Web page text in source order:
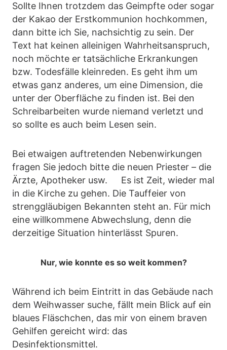
Sollte Ihnen trotzdem das Geimpfte oder sogar
der Kakao der Erstkommunion hochkommen,
dann bitte ich Sie, nachsichtig zu sein. Der
Text hat keinen alleinigen Wahrheitsanspruch,
noch möchte er tatsächliche Erkrankungen
bzw. Todesfälle kleinreden. Es geht ihm um
etwas ganz anderes, um eine Dimension, die
unter der Oberfläche zu finden ist. Bei den
Schreibarbeiten wurde niemand verletzt und
so sollte es auch beim Lesen sein.
Bei etwaigen auftretenden Nebenwirkungen
fragen Sie jedoch bitte die neuen Priester – die
Ärzte, Apotheker usw. Es ist Zeit, wieder mal
in die Kirche zu gehen. Die Tauffeier von
strenggläubigen Bekannten steht an. Für mich
eine willkommene Abwechslung, denn die
derzeitige Situation hinterlässt Spuren.
Nur, wie konnte es so weit kommen?
Während ich beim Eintritt in das Gebäude nach
dem Weihwasser suche, fällt mein Blick auf ein
blaues Fläschchen, das mir von einem braven
Gehilfen gereicht wird: das
Desinfektionsmittel.